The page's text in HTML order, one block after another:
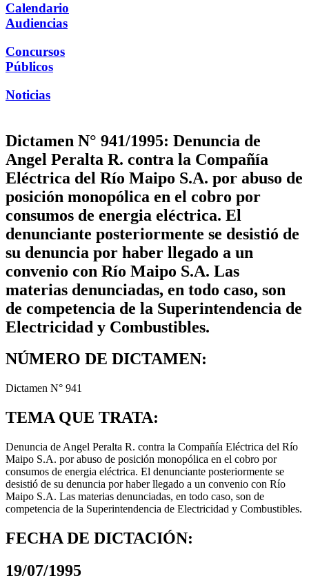
Calendario
Audiencias
Concursos
Públicos
Noticias
Dictamen N° 941/1995: Denuncia de
Angel Peralta R. contra la Compañía
Eléctrica del Río Maipo S.A. por abuso de
posición monopólica en el cobro por
consumos de energia eléctrica. El
denunciante posteriormente se desistió de
su denuncia por haber llegado a un
convenio con Río Maipo S.A. Las
materias denunciadas, en todo caso, son
de competencia de la Superintendencia de
Electricidad y Combustibles.
NÚMERO DE DICTAMEN:
Dictamen N° 941
TEMA QUE TRATA:
Denuncia de Angel Peralta R. contra la Compañía Eléctrica del Río
Maipo S.A. por abuso de posición monopólica en el cobro por
consumos de energia eléctrica. El denunciante posteriormente se
desistió de su denuncia por haber llegado a un convenio con Río
Maipo S.A. Las materias denunciadas, en todo caso, son de
competencia de la Superintendencia de Electricidad y Combustibles.
FECHA DE DICTACIÓN:
19/07/1995